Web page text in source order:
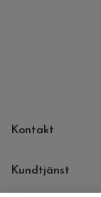
Kontakt
Kundtjänst